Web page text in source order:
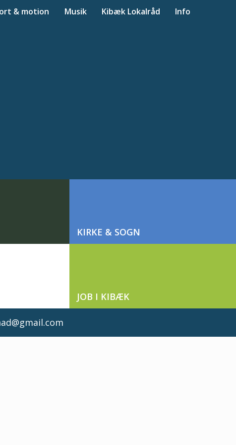
& motion Musik Kibæk Lokalråd Info
KIRKE & SOGN
JOB I KIBÆK